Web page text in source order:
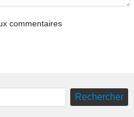
commentaires
Rechercher